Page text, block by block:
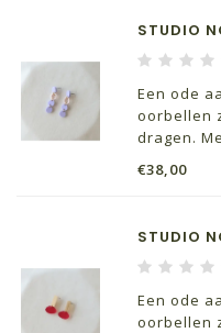
STUDIO
Een ode
oorbellen
dragen.
€38,00
STUDIO
Een ode
oorbellen